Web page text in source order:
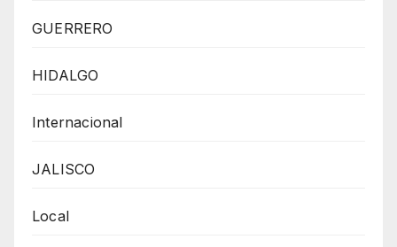
GUERRERO
HIDALGO
Internacional
JALISCO
Local